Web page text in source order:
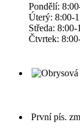
Pondělí:
Úterý: 8:00-
Středa: 8:00-
Čtvrtek:
První pís.